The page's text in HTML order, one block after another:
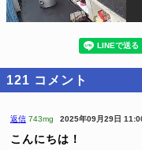
121 コメント
返信 743mg 2025年09月29日
こんにちは！